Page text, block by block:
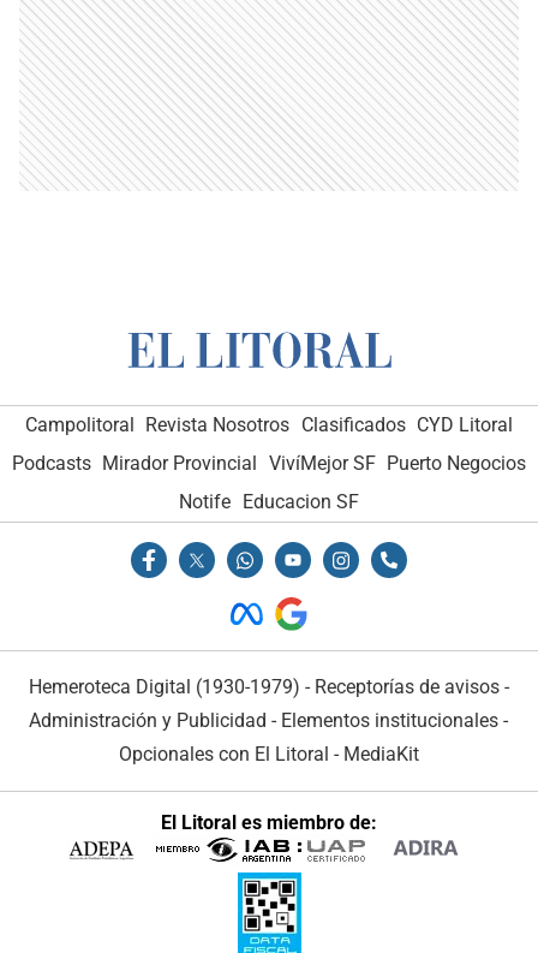
Campolitoral Revista Nosotros Clasificados CYD Litoral
Podcasts Mirador Provincial VivíMejor SF Puerto Negocios
Notife Educacion SF
Hemeroteca Digital (1930-1979) - Receptorías de avisos -
Administración y Publicidad - Elementos institucionales -
Opcionales con El Litoral - MediaKit
El Litoral es miembro de: